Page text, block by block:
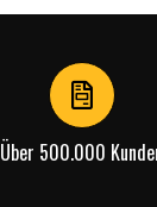
Über 500.000